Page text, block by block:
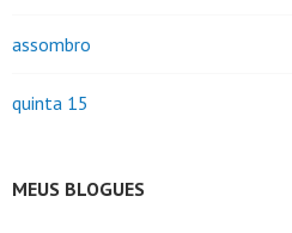
assombro
quinta 15
MEUS BLOGUES